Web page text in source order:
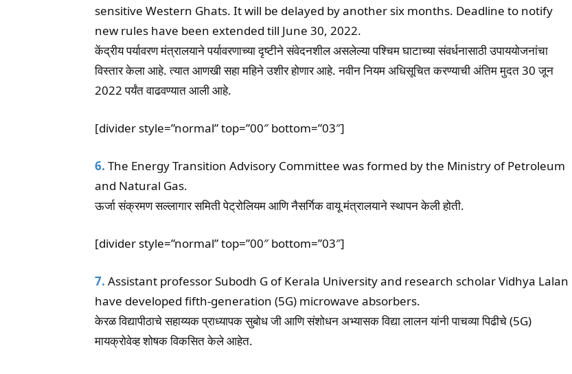
sensitive Western Ghats. It will be delayed by another six months. Deadline to notify
new rules have been extended till June 30, 2022.
केंद्रीय पर्यावरण मंत्रालयाने पर्यावरणाच्या दृष्टीने संवेदनशील असलेल्या पश्चिम घाटाच्या संवर्धनासाठी उपाययोजनांचा
विस्तार केला आहे. त्यात आणखी सहा महिने उशीर होणार आहे. नवीन नियम अधिसूचित करण्याची अंतिम मुदत 30 जून
2022 पर्यंत वाढवण्यात आली आहे.
[divider style=”normal” top=”00″ bottom=”03″]
6. The Energy Transition Advisory Committee was formed by the Ministry of Petroleum
and Natural Gas.
ऊर्जा संक्रमण सल्लागार समिती पेट्रोलियम आणि नैसर्गिक वायू मंत्रालयाने स्थापन केली होती.
[divider style=”normal” top=”00″ bottom=”03″]
7. Assistant professor Subodh G of Kerala University and research scholar Vidhya Lalan
have developed fifth-generation (5G) microwave absorbers.
केरळ विद्यापीठाचे सहाय्यक प्राध्यापक सुबोध जी आणि संशोधन अभ्यासक विद्या लालन यांनी पाचव्या पिढीचे (5G)
मायक्रोवेव्ह शोषक विकसित केले आहेत.